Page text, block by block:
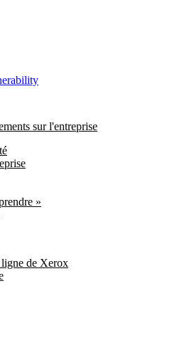
sur l'entreprise
»
ligne de Xerox